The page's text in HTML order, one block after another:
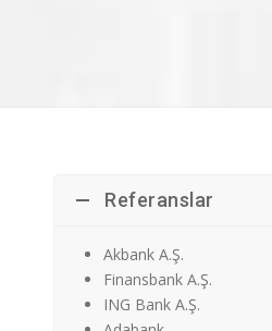
Referanslar
Akbank A.Ş.
Finansbank A.Ş.
ING Bank A.Ş.